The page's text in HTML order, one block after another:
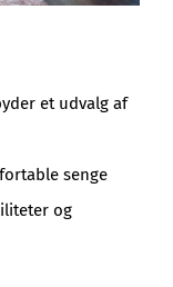
et udvalg af
senge
og